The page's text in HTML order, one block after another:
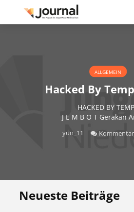
ALLGEMEIN
Hacked By
HACKED BY
J E M B O T Gerakan
yun_11
Neueste Beiträge